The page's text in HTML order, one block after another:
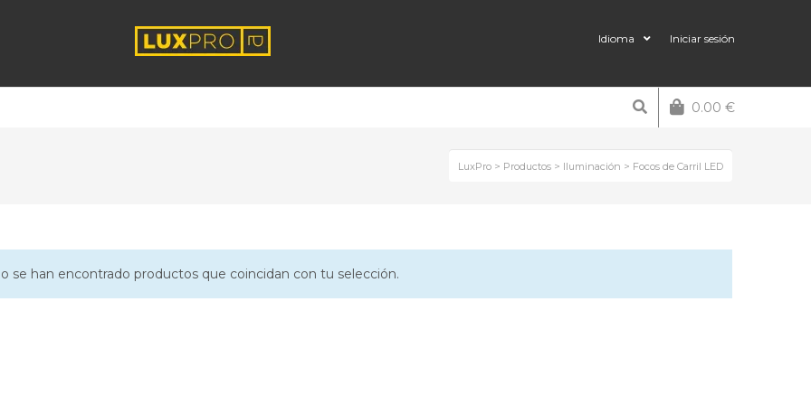
Idioma Iniciar sesión
0.00 €
LuxPro > Productos > Iluminación > Focos de Carril LED
se han encontrado productos que coincidan con tu selección.